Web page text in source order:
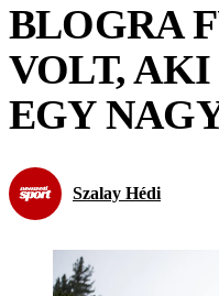
BLOGRA
VOLT,
EGY
Szalay Hédi